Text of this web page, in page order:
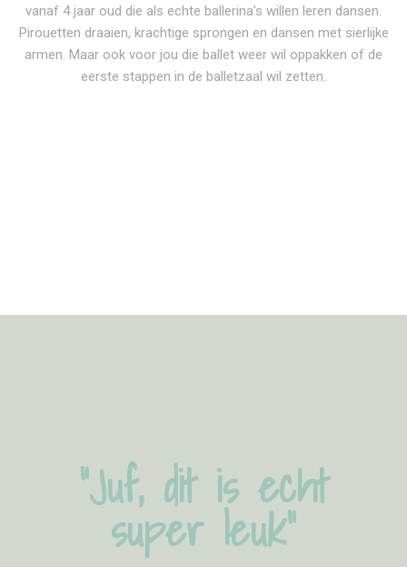
vanaf 4 jaar oud die als echte ballerina’s willen leren dansen.
Pirouetten draaien, krachtige sprongen en dansen met sierlijke
armen. Maar ook voor jou die ballet weer wil oppakken of de
eerste stappen in de balletzaal wil zetten.
“Juf, dit is echt
super leuk”